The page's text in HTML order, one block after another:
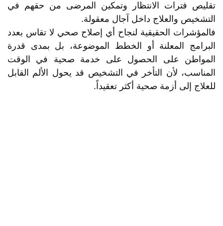
تقليص فترات الانتظار وتمكين المرضى من حقهم في
التشخيص والعلاج داخل آجال معقولة.
فالمؤشرات الحقيقية لنجاح أي إصلاح صحي لا تقاس بعدد
البرامج المعلنة أو الخطط الموضوعة، بل بمدى قدرة
المواطن على الحصول على خدمة صحية في الوقت
المناسب، لأن التأخر في التشخيص قد يحول الألم القابل
للعلاج إلى أزمة صحية أكثر تعقيداً.